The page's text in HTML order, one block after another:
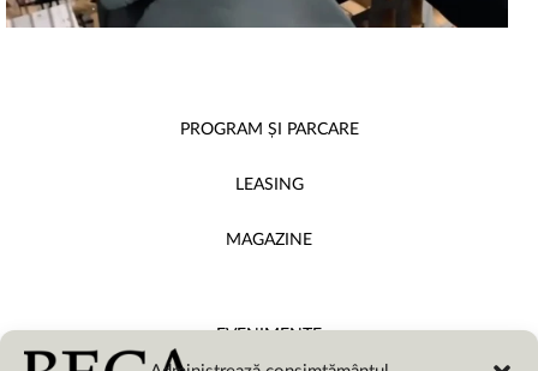
PROGRAM ȘI PARCARE
LEASING
MAGAZINE
EVENIMENTE